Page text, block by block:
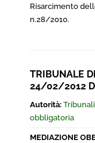
Risarcimento
n.28/2010.
TRIBUNALE
24/02/2012
Autorità:
obbligatoria
MEDIAZIONE